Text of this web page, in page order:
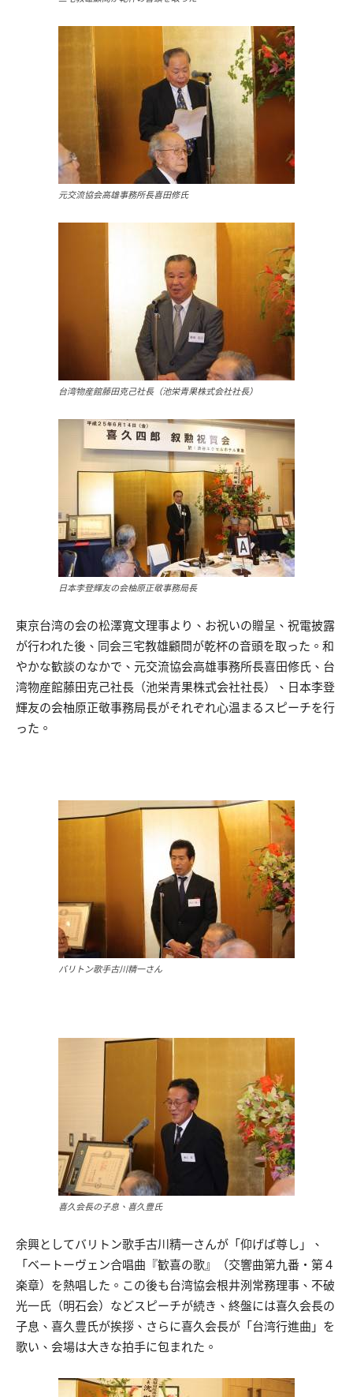
元交流協会高雄事務所長喜田修氏
台湾物産館藤田克己社長（池栄青果株式会社社長）
日本李登輝友の会柚原正敬事務局長
東京台湾の会の松澤寛文理事より、お祝いの贈呈、祝電披露
が行われた後、同会三宅教雄顧問が乾杯の音頭を取った。和
やかな歓談のなかで、元交流協会高雄事務所長喜田修氏、台
湾物産館藤田克己社長（池栄青果株式会社社長）、日本李登
輝友の会柚原正敬事務局長がそれぞれ心温まるスピーチを行
った。
バリトン歌手古川精一さん
喜久会長の子息、喜久豊氏
余興としてバリトン歌手古川精一さんが「仰げば尊し」、
「ベートーヴェン合唱曲『歓喜の歌』（交響曲第九番・第４
楽章）を熱唱した。この後も台湾協会根井洌常務理事、不破
光一氏（明石会）などスピーチが続き、終盤には喜久会長の
子息、喜久豊氏が挨拶、さらに喜久会長が「台湾行進曲」を
歌い、会場は大きな拍手に包まれた。